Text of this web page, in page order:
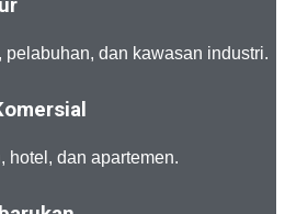
dan kawasan industri.
hotel, dan apartemen.